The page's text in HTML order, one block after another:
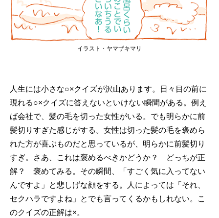
イラスト・ヤマザキマリ
人生には小さな○×クイズが沢山あります。日々目の前に
現れる○×クイズに答えないといけない瞬間がある。例え
ば会社で、髪の毛を切った女性がいる。でも明らかに前
髪切りすぎた感じがする。女性は切った髪の毛を褒めら
れた方が喜ぶものだと思っているが、明らかに前髪切り
すぎ。さあ、これは褒めるべきかどうか？ どっちが正
解？ 褒めてみる。その瞬間、「すごく気に入ってない
んですよ」と悲しげな顔をする。人によっては「それ、
セクハラですよね」とでも言ってくるかもしれない。こ
のクイズの正解は×。